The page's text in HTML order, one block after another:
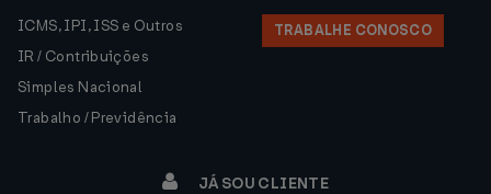
ICMS, IPI, ISS e Outros
IR / Contribuições
Simples Nacional
Trabalho / Previdência
TRABALHE CONOSCO
JÁ SOU CLIENTE